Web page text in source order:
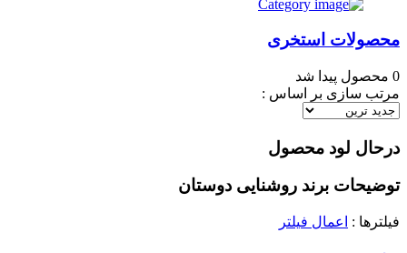
محصولات استخری
0 محصول پیدا شد
مرتب سازی بر اساس :
درحال لود محصول
توضیحات برند روشنایی دوستان
فیلترها : اعمال فیلتر